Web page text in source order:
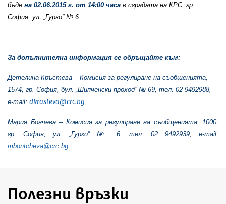
бъде на 02.06.2015 г. от 14:00 часа в сградата на КРС, гр.
София, ул. „Гурко” № 6.
За допълнителна информация се обръщайте към:
Детелина Кръстева – Комисия за регулиране на съобщенията,
1574, гр. София, бул. „Шипченски проход” № 69, тел. 02 9492988,
e-mail: dkrasteva@crc.bg
Мария Бончева – Комисия за регулиране на съобщенията, 1000,
гр. София, ул. „Гурко” № 6, тел. 02 9492939, e-mail:
mbontcheva@crc.bg
Полезни връзки